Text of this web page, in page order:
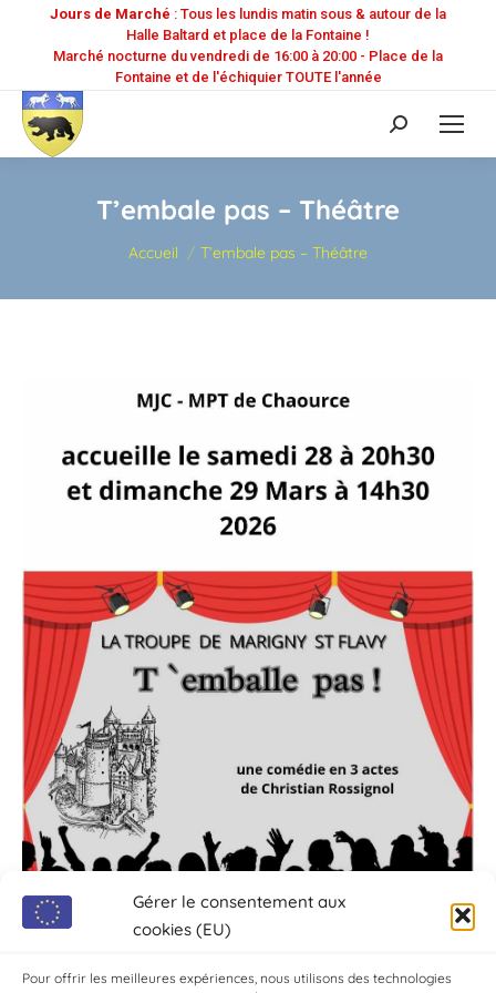
Gérer le consentement aux
cookies (EU)
Pour offrir les meilleures expériences, nous utilisons des technologies
Jours de Marché : Tous les lundis matin sous & autour de la
Halle Baltard et place de la Fontaine !
Marché nocturne du vendredi de 16:00 à 20:00 - Place de la
Fontaine et de l'échiquier TOUTE l'année
Recherche
:
T’embale pas – Théâtre
Vous êtes ici :
Accueil T’embale pas – Théâtre